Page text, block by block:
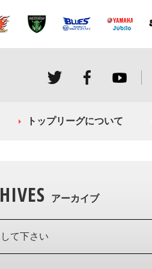
トップリーグについて
アーカイブ
て下さい